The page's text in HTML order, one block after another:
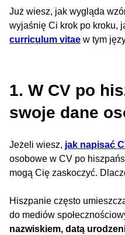
Już wiesz, jak wygląda
wyjaśnię Ci krok po kroku,
curriculum vitae w tym
1. W CV po
swoje dane
Jeżeli wiesz, jak napisać
osobowe w CV po
mogą Cię zaskoczyć.
Hiszpanie często
do mediów
nazwiskiem, datą